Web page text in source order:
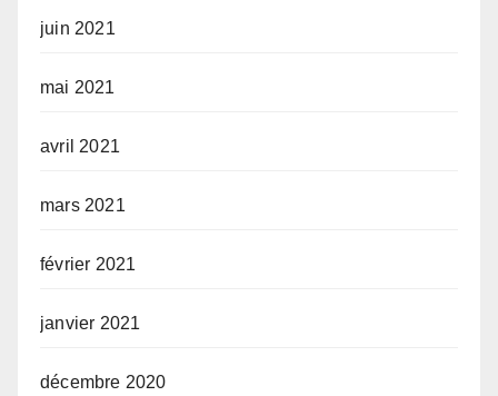
juin 2021
mai 2021
avril 2021
mars 2021
février 2021
janvier 2021
décembre 2020